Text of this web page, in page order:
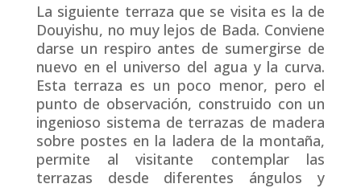
La siguiente terraza que se visita es la de
Douyishu, no muy lejos de Bada. Conviene
darse un respiro antes de sumergirse de
nuevo en el universo del agua y la curva.
Esta terraza es un poco menor, pero el
punto de observación, construido con un
ingenioso sistema de terrazas de madera
sobre postes en la ladera de la montaña,
permite al visitante contemplar las
terrazas desde diferentes ángulos y